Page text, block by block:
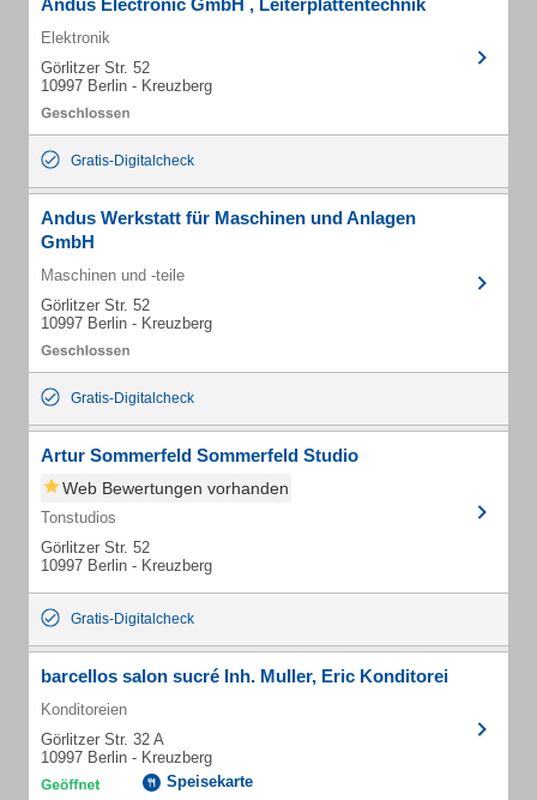
Andus Electronic GmbH , Leiterplattentechnik
Elektronik
Görlitzer Str. 52
10997 Berlin - Kreuzberg
Gratis-Digitalcheck
Andus Werkstatt für Maschinen und Anlagen
GmbH
Maschinen und -teile
Görlitzer Str. 52
10997 Berlin - Kreuzberg
Gratis-Digitalcheck
Artur Sommerfeld Sommerfeld Studio
Web Bewertungen vorhanden
Tonstudios
Görlitzer Str. 52
10997 Berlin - Kreuzberg
Gratis-Digitalcheck
barcellos salon sucré Inh. Muller, Eric Konditorei
Konditoreien
Görlitzer Str. 32 A
10997 Berlin - Kreuzberg
Speisekarte